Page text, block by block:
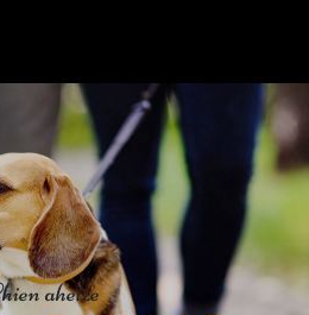
chien ahetze